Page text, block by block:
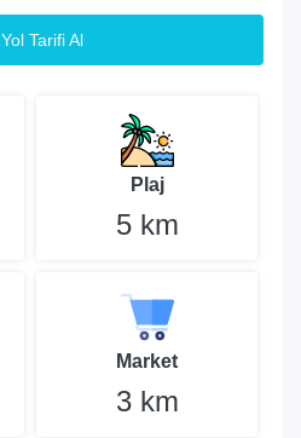
Yol Tarifi Al
Plaj
5 km
Market
3 km